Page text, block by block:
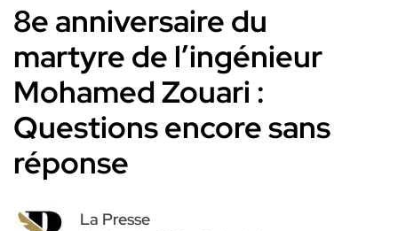
8e anniversaire du
martyre de l’ingénieur
Mohamed Zouari :
Questions encore sans
réponse
La Presse